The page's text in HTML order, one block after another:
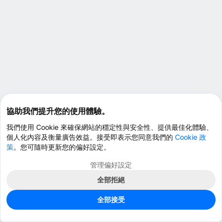
協助我們提升您的使用體驗。
我們使用 Cookie 來確保網站的穩定性與安全性、提供最佳化體驗、
個人化內容及衡量廣告效益。接受即表示您同意我們的 Cookie 政
策。您可隨時更新您的偏好設定。
管理偏好設定
全部拒絕
全部接受